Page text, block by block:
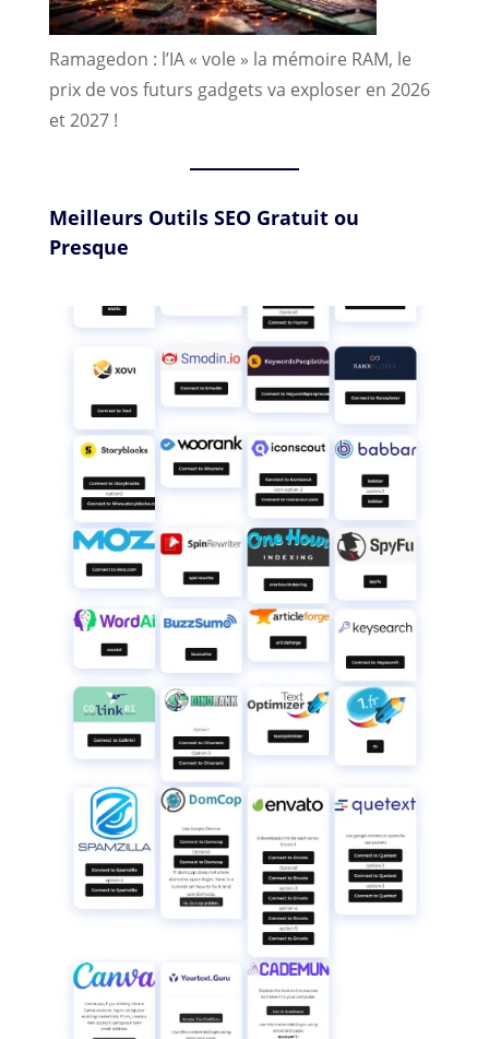
Ramagedon : l’IA « vole » la mémoire RAM, le
prix de vos futurs gadgets va exploser en 2026
et 2027 !
Meilleurs Outils SEO Gratuit ou
Presque